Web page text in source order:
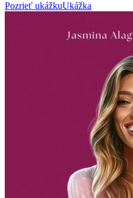
Pozrieť ukážkuUkážka